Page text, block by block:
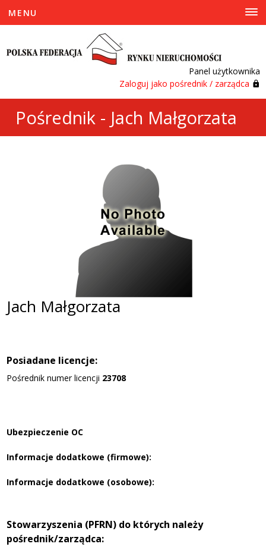
Panel użytkownika
Zaloguj jako pośrednik / zarządca
MENU
Pośrednik - Jach Małgorzata
Jach Małgorzata
Posiadane licencje:
Pośrednik numer licencji 23708
Ubezpieczenie OC
Informacje dodatkowe (firmowe):
Informacje dodatkowe (osobowe):
Stowarzyszenia (PFRN) do których należy
pośrednik/zarządca: